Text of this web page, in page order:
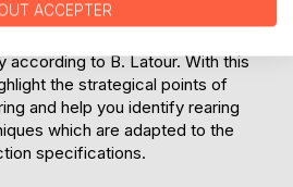
of quality management
according to B. Latour. With this
the strategical points of
and help you identify rearing
which are adapted to the
specifications.
ACCEPTER